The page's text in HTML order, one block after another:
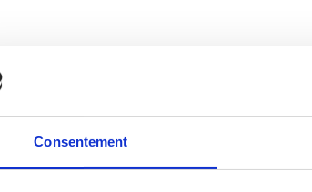
Consentement